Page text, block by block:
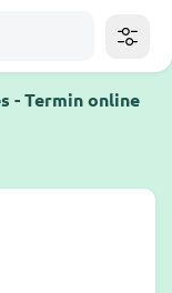
- Termin online